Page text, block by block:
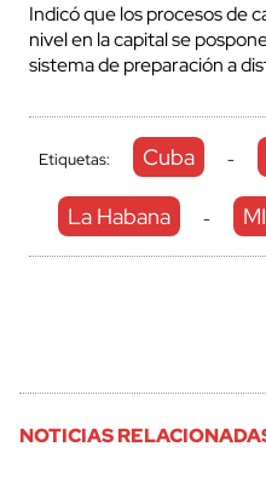
Indicó que los procesos de
nivel en la capital se
sistema de preparación a
Etiquetas: Cuba -
La Habana -
NOTICIAS